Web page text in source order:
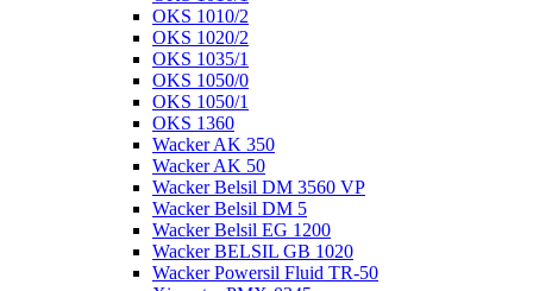
OKS 1010/2
OKS 1020/2
OKS 1035/1
OKS 1050/0
OKS 1050/1
OKS 1360
Wacker AK 350
Wacker AK 50
Wacker Belsil DM 3560 VP
Wacker Belsil DM 5
Wacker Belsil EG 1200
Wacker BELSIL GB 1020
Wacker Powersil Fluid TR-50